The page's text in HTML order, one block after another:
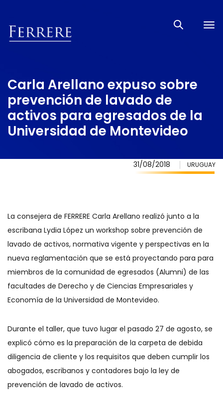
Carla Arellano expuso sobre
prevención de lavado de
activos para egresados de la
Universidad de Montevideo
31/08/2018 URUGUAY
La consejera de FERRERE Carla Arellano realizó junto a la
escribana Lydia López un workshop sobre prevención de
lavado de activos, normativa vigente y perspectivas en la
nueva reglamentación que se está proyectando para para
miembros de la comunidad de egresados (Alumni) de las
facultades de Derecho y de Ciencias Empresariales y
Economía de la Universidad de Montevideo.
Durante el taller, que tuvo lugar el pasado 27 de agosto, se
explicó cómo es la preparación de la carpeta de debida
diligencia de cliente y los requisitos que deben cumplir los
abogados, escribanos y contadores bajo la ley de
prevención de lavado de activos.